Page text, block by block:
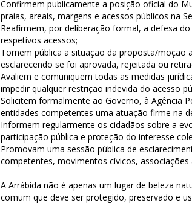
Confirmem publicamente a posição oficial do
praias, areais, margens e acessos públicos na
Reafirmem, por deliberação formal, a defesa
respetivos acessos;
Tornem pública a situação da proposta/moção
esclarecendo se foi aprovada, rejeitada ou
Avaliem e comuniquem todas as medidas
impedir qualquer restrição indevida do acesso
Solicitem formalmente ao Governo, à Agência
entidades competentes uma atuação firme na
Informem regularmente os cidadãos sobre a
participação pública e proteção do interesse
Promovam uma sessão pública de
competentes, movimentos cívicos, associações
A Arrábida não é apenas um lugar de beleza
comum que deve ser protegido, preservado e